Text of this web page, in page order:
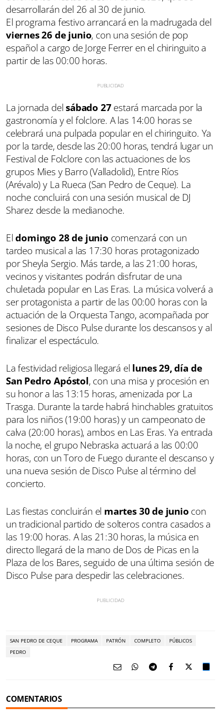
desarrollarán del 26 al 30 de junio.
El programa festivo arrancará en la madrugada del
viernes 26 de junio, con una sesión de pop
español a cargo de Jorge Ferrer en el chiringuito a
partir de las 00:00 horas.
La jornada delsábado 27estará marcada por la
gastronomía y el folclore. A las 14:00 horas se
celebrará una pulpada popular en el chiringuito. Ya
por la tarde, desde las 20:00 horas, tendrá lugar un
Festival de Folclore con las actuaciones de los
grupos Mies y Barro (Valladolid), Entre Ríos
(Arévalo) y La Rueca (San Pedro de Ceque). La
noche concluirá con una sesión musical de DJ
Sharez desde la medianoche.
Eldomingo 28 de junio comenzará con un
tardeo musical a las 17:30 horas protagonizado
por Sheyla Sergio. Más tarde, a las 21:00 horas,
vecinos y visitantes podrán disfrutar de una
chuletada popular en Las Eras. La música volverá a
ser protagonista a partir de las 00:00 horas con la
actuación de la Orquesta Tango, acompañada por
sesiones de Disco Pulse durante los descansos y al
finalizar el espectáculo.
La festividad religiosa llegará el lunes 29, día de
San Pedro Apóstol, con una misa y procesión en
su honor a las 13:15 horas, amenizada por La
Trasga. Durante la tarde habrá hinchables gratuitos
para los niños (19:00 horas) y un campeonato de
calva (20:00 horas), ambos en Las Eras. Ya entrada
la noche, el grupo Nebraska actuará a las 00:00
horas, con un Toro de Fuego durante el descanso y
una nueva sesión de Disco Pulse al término del
concierto.
Las fiestas concluirán el martes 30 de junio con
un tradicional partido de solteros contra casados a
las 19:00 horas. A las 21:30 horas, la música en
directo llegará de la mano de Dos de Picas en la
Plaza de los Bares, seguido de una última sesión de
Disco Pulse para despedir las celebraciones.
SAN PEDRO DE CEQUE PROGRAMA PATRÓN COMPLETO
PÚBLICOS
PEDRO
COMENTARIOS